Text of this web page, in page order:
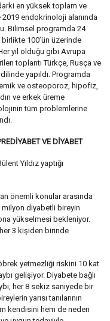
en yüksek toplam ve
2019 endokrinoloji alanında
Bilimsel programda 24
100’ün üzerinde
yıl olduğu gibi Avrupa
toplantı Türkçe, Rusça ve
yapıldı. Programda
ve osteoporoz, hipofiz,
ve erkek üreme
tüm problemlerine
VE DİYABET
Yıldız yaptığı
önemli konular arasında
milyon diyabetli bireyin
yükselmesi bekleniyor.
3 kişiden birinde
yetmezliği riskini 10 kat
gelişiyor. Diyabete bağlı
her 8 sekiz saniyede bir
yarısı tanılarının
kendisini hem de neden